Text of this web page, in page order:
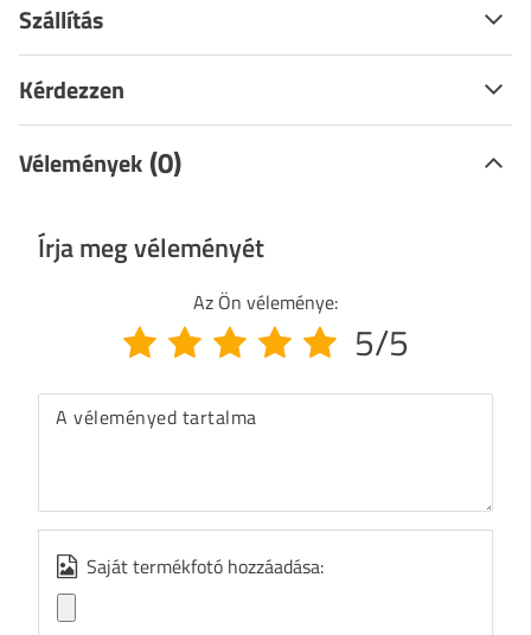
Szállítás
Kérdezzen
Vélemények (0)
Írja meg véleményét
Az Ön véleménye:
5/5
A véleményed tartalma
Saját termékfotó hozzáadása: